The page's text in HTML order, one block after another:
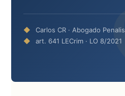
Carlos CR · Abogado
art. 641 LECrim · LO 8/2021